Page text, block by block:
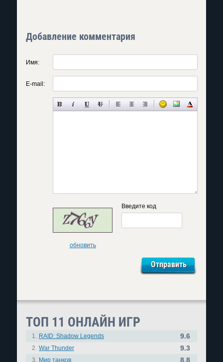
Добавление комментария
Имя:
E-mail:
обновить
Введите код
ТОП 11 ОНЛАЙН ИГР
1. RAID: Shadow Legends 9.6
2. War Thunder 9.3
3. Мир танков 8.8